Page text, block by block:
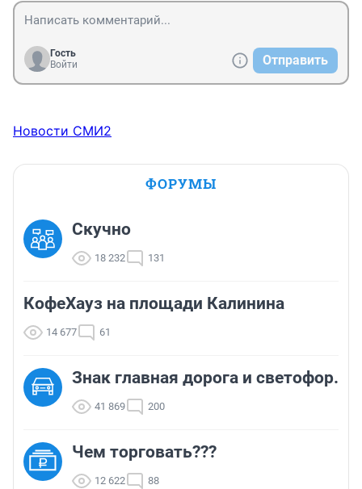
Гость
Войти
Отправить
Новости СМИ2
ФОРУМЫ
Скучно
18 232 131
КофеХауз на площади Калинина
14 677 61
Знак главная дорога и светофор.
41 869 200
Чем торговать???
12 622 88